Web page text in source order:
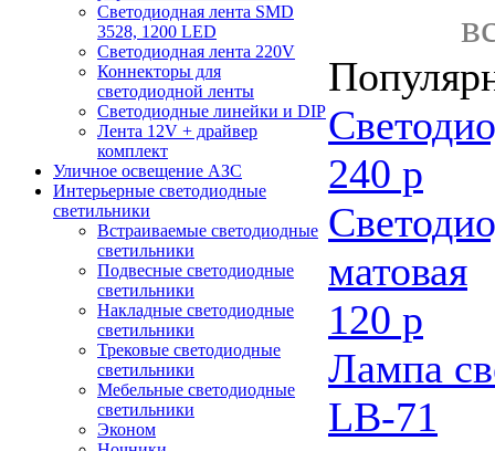
Светодиодная лента SMD
3528, 1200 LED
Светодиодная лента 220V
Коннекторы для
светодиодной ленты
Светодиодные линейки и DIP
Лента 12V + драйвер
комплект
Уличное освещение АЗС
Интерьерные светодиодные
светильники
Встраиваемые светодиодные
светильники
Подвесные светодиодные
светильники
Накладные светодиодные
светильники
Трековые светодиодные
светильники
Мебельные светодиодные
светильники
Эконом
240 р
матовая
120 р
Лампа
LB-71